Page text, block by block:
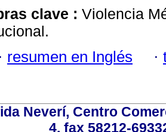
clave : Violencia
resumen en Inglés ·
Neverí, Centro
4. fax 58212-